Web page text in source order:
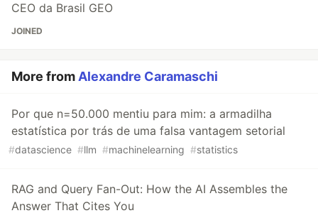
CEO da Brasil GEO
JOINED
More fromAlexandre Caramaschi
Por que n=50.000 mentiu para mim: a armadilha
estatística por trás de uma falsa vantagem setorial
#datascience #llm #machinelearning #statistics
RAG and Query Fan-Out: How the AI Assembles the
Answer That Cites You